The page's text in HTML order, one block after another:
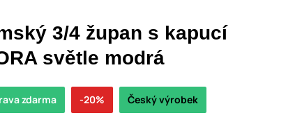
3/4 župan s kapucí
světle modrá
zdarma -20% Český výrobek